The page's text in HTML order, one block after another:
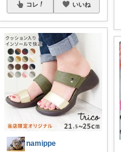
コレ いいね
namippe